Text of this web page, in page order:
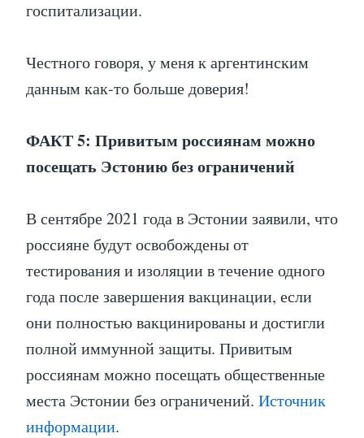
госпитализации.
Честного говоря, у меня к аргентинским
данным как-то больше доверия!
ФАКТ 5: Привитым россиянам можно
посещать Эстонию без ограничений
В сентябре 2021 года в Эстонии заявили, что
россияне будут освобождены от
тестирования и изоляции в течение одного
года после завершения вакцинации, если
они полностью вакцинированы и достигли
полной иммунной защиты. Привитым
россиянам можно посещать общественные
места Эстонии без ограничений. Источник
информации.